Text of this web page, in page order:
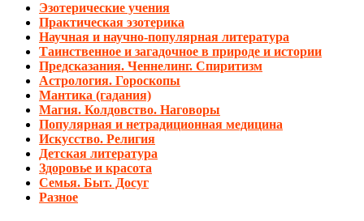
Эзотерические учения
Практическая эзотерика
Научная и научно-популярная литература
Таинственное и загадочное в природе и истории
Предсказания. Ченнелинг. Спиритизм
Астрология. Гороскопы
Мантика (гадания)
Магия. Колдовство. Наговоры
Популярная и нетрадиционная медицина
Искусство. Религия
Детская литература
Здоровье и красота
Семья. Быт. Досуг
Разное